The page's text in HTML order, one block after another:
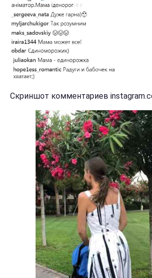
Скриншот комментариев